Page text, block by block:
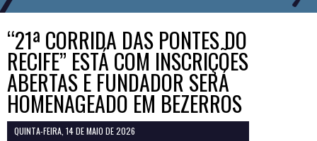
“21ª CORRIDA DAS PONTES DO
RECIFE” ESTÁ COM INSCRIÇÕES
ABERTAS E FUNDADOR SERÁ
HOMENAGEADO EM BEZERROS
QUINTA-FEIRA, 14 DE MAIO DE 2026